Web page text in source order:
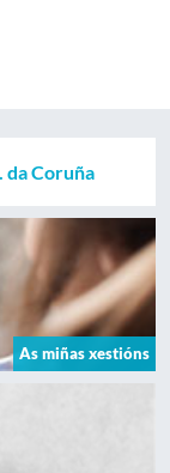
da Coruña
As miñas xestións